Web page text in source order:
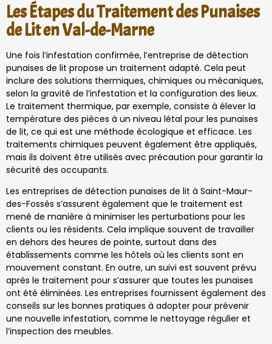
Les Étapes du Traitement des Punaises
de Lit en Val-de-Marne
Une fois l’infestation confirmée, l’entreprise de détection
punaises de lit propose un traitement adapté. Cela peut
inclure des solutions thermiques, chimiques ou mécaniques,
selon la gravité de l’infestation et la configuration des lieux.
Le traitement thermique, par exemple, consiste à élever la
température des pièces à un niveau létal pour les punaises
de lit, ce qui est une méthode écologique et efficace. Les
traitements chimiques peuvent également être appliqués,
mais ils doivent être utilisés avec précaution pour garantir la
sécurité des occupants.
Les entreprises de détection punaises de lit à Saint-Maur-
des-Fossés s’assurent également que le traitement est
mené de manière à minimiser les perturbations pour les
clients ou les résidents. Cela implique souvent de travailler
en dehors des heures de pointe, surtout dans des
établissements comme les hôtels où les clients sont en
mouvement constant. En outre, un suivi est souvent prévu
après le traitement pour s’assurer que toutes les punaises
ont été éliminées. Les entreprises fournissent également des
conseils sur les bonnes pratiques à adopter pour prévenir
une nouvelle infestation, comme le nettoyage régulier et
l’inspection des meubles.